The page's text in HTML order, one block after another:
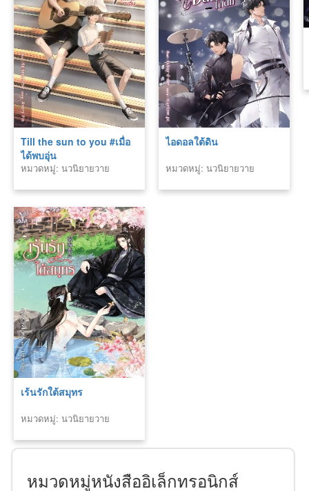
Till the sun to you #เมื่อ
ได้พบอุ่น
หมวดหมู่: นวนิยายวาย
ไอดอลใต้ดิน
หมวดหมู่: นวนิยายวาย
เร้นรักใต้สมุทร
หมวดหมู่: นวนิยายวาย
หมวดหมู่หนังสืออิเล็กทรอนิกส์